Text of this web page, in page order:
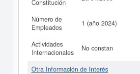
Constitución
Número de
Empleados
1 (año 2024)
Actividades
Internacionales
No constan
Otra Información de Interés